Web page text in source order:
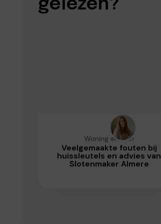
gelezen?
Woning en Tuin
Veelgemaakte fouten bij
huissleutels en advies van
Slotenmaker Almere